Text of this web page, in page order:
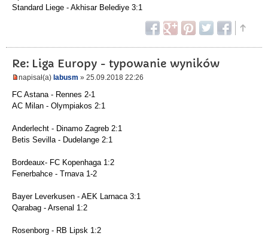
Standard Liege - Akhisar Belediye 3:1
Re: Liga Europy - typowanie wyników
napisał(a) labusm » 25.09.2018 22:26
FC Astana - Rennes 2-1
AC Milan - Olympiakos 2:1
Anderlecht - Dinamo Zagreb 2:1
Betis Sevilla - Dudelange 2:1
Bordeaux- FC Kopenhaga 1:2
Fenerbahce - Trnava 1-2
Bayer Leverkusen - AEK Larnaca 3:1
Qarabag - Arsenal 1:2
Rosenborg - RB Lipsk 1:2